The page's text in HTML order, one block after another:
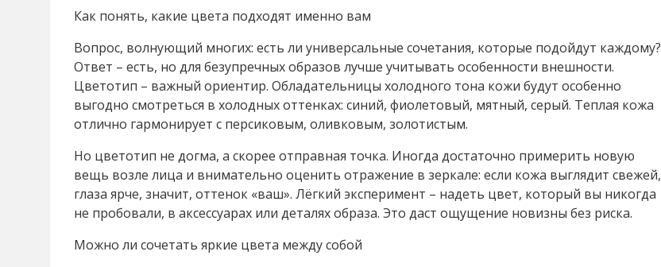
Как понять, какие цвета подходят именно вам
Вопрос, волнующий многих: есть ли универсальные сочетания, которые подойдут каждому?
Ответ – есть, но для безупречных образов лучше учитывать особенности внешности.
Цветотип – важный ориентир. Обладательницы холодного тона кожи будут особенно
выгодно смотреться в холодных оттенках: синий, фиолетовый, мятный, серый. Теплая кожа
отлично гармонирует с персиковым, оливковым, золотистым.
Но цветотип не догма, а скорее отправная точка. Иногда достаточно примерить новую
вещь возле лица и внимательно оценить отражение в зеркале: если кожа выглядит свежей,
глаза ярче, значит, оттенок «ваш». Лёгкий эксперимент – надеть цвет, который вы никогда
не пробовали, в аксессуарах или деталях образа. Это даст ощущение новизны без риска.
Можно ли сочетать яркие цвета между собой